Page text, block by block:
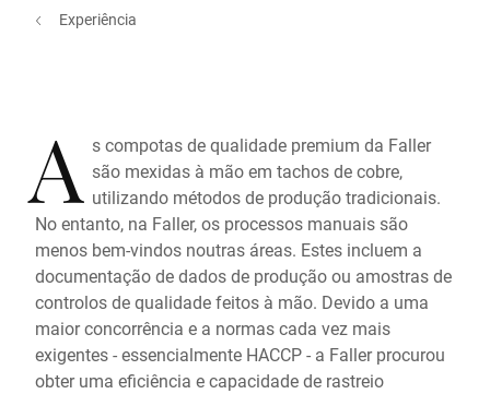
Experiência
A s compotas de qualidade premium da Faller
são mexidas à mão em tachos de cobre,
utilizando métodos de produção tradicionais.
No entanto, na Faller, os processos manuais são
menos bem-vindos noutras áreas. Estes incluem a
documentação de dados de produção ou amostras de
controlos de qualidade feitos à mão. Devido a uma
maior concorrência e a normas cada vez mais
exigentes - essencialmente HACCP - a Faller procurou
obter uma eficiência e capacidade de rastreio